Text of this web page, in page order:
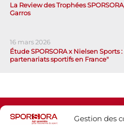
Gestion des
La Review des Trophées
Garros
16 mars 2026
Étude SPORSORA x Nielsen Sports
partenariats sportifs en France"